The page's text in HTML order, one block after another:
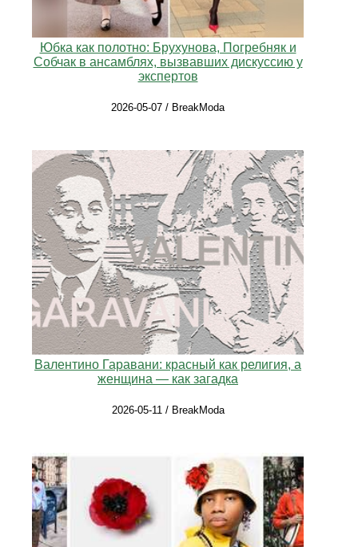
Юбка как полотно: Брухунова, Погребняк и
Собчак в ансамблях, вызвавших дискуссию у
экспертов
2026-05-07 / BreakModa
Валентино Гаравани: красный как религия, а
женщина — как загадка
2026-05-11 / BreakModa